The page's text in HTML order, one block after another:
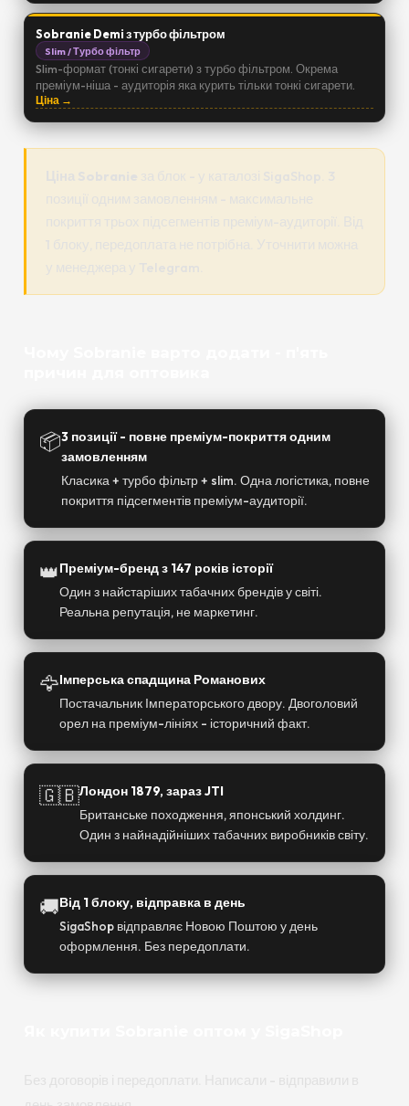
Sobranie Demi з турбо фільтром
Slim / Турбо фільтр
Slim-формат (тонкі сигарети) з турбо фільтром. Окрема
преміум-ніша - аудиторія яка курить тільки тонкі сигарети.
Ціна →
📦3 позиції - повне преміум-покриття одним
замовленням
Класика + турбо фільтр + slim. Одна логістика, повне
покриття підсегментів преміум-аудиторії.
👑Преміум-бренд з 147 років історії
Один з найстаріших табачних брендів у світі.
Реальна репутація, не маркетинг.
🦅Імперська спадщина Романових
Постачальник Імператорського двору. Двоголовий
орел на преміум-лініях - історичний факт.
🇬🇧Лондон 1879, зараз JTI
Британське походження, японський холдинг.
Один з найнадійніших табачних виробників світу.
🚚Від 1 блоку, відправка в день
SigaShop відправляє Новою Поштою у день
оформлення. Без передоплати.